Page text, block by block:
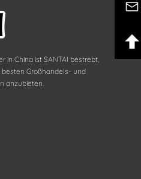
in China ist SANTAI bestrebt,
Großhandels- und
anzubieten.